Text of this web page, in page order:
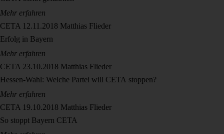
Mehr erfahren
CETA 12.11.2018 Matthias Flieder
Erfolg in Bayern
Mehr erfahren
CETA 23.10.2018 Matthias Flieder
Hessen-Wahl: Welche Partei will CETA stoppen?
Mehr erfahren
CETA 19.10.2018 Matthias Flieder
So stoppt Bayern CETA